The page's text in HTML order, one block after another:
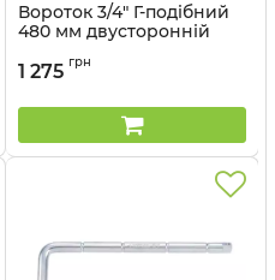
Вороток 3/4" Г-подібний
480 мм двусторонній
1 275 грн